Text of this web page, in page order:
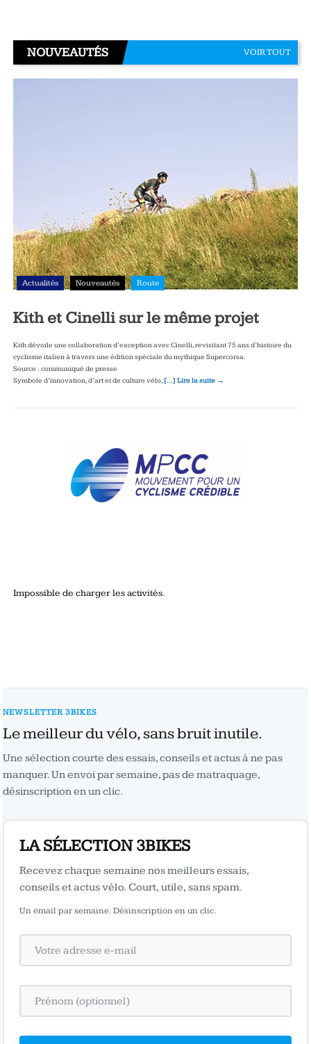
NOUVEAUTÉS VOIR TOUT
Actualités Nouveautés Route
Kith et Cinelli sur le même projet
Kith dévoile une collaboration d’exception avec Cinelli, revisitant 75 ans d’histoire du
cyclisme italien à travers une édition spéciale du mythique Supercorsa.
Source : communiqué de presse
Symbole d’innovation, d’art et de culture vélo, […] Lire la suite →
Impossible de charger les activités.
NEWSLETTER 3BIKES
Le meilleur du vélo, sans bruit inutile.
Une sélection courte des essais, conseils et actus à ne pas
manquer. Un envoi par semaine, pas de matraquage,
désinscription en un clic.
LA SÉLECTION 3BIKES
Recevez chaque semaine nos meilleurs essais,
conseils et actus vélo. Court, utile, sans spam.
Un email par semaine. Désinscription en un clic.